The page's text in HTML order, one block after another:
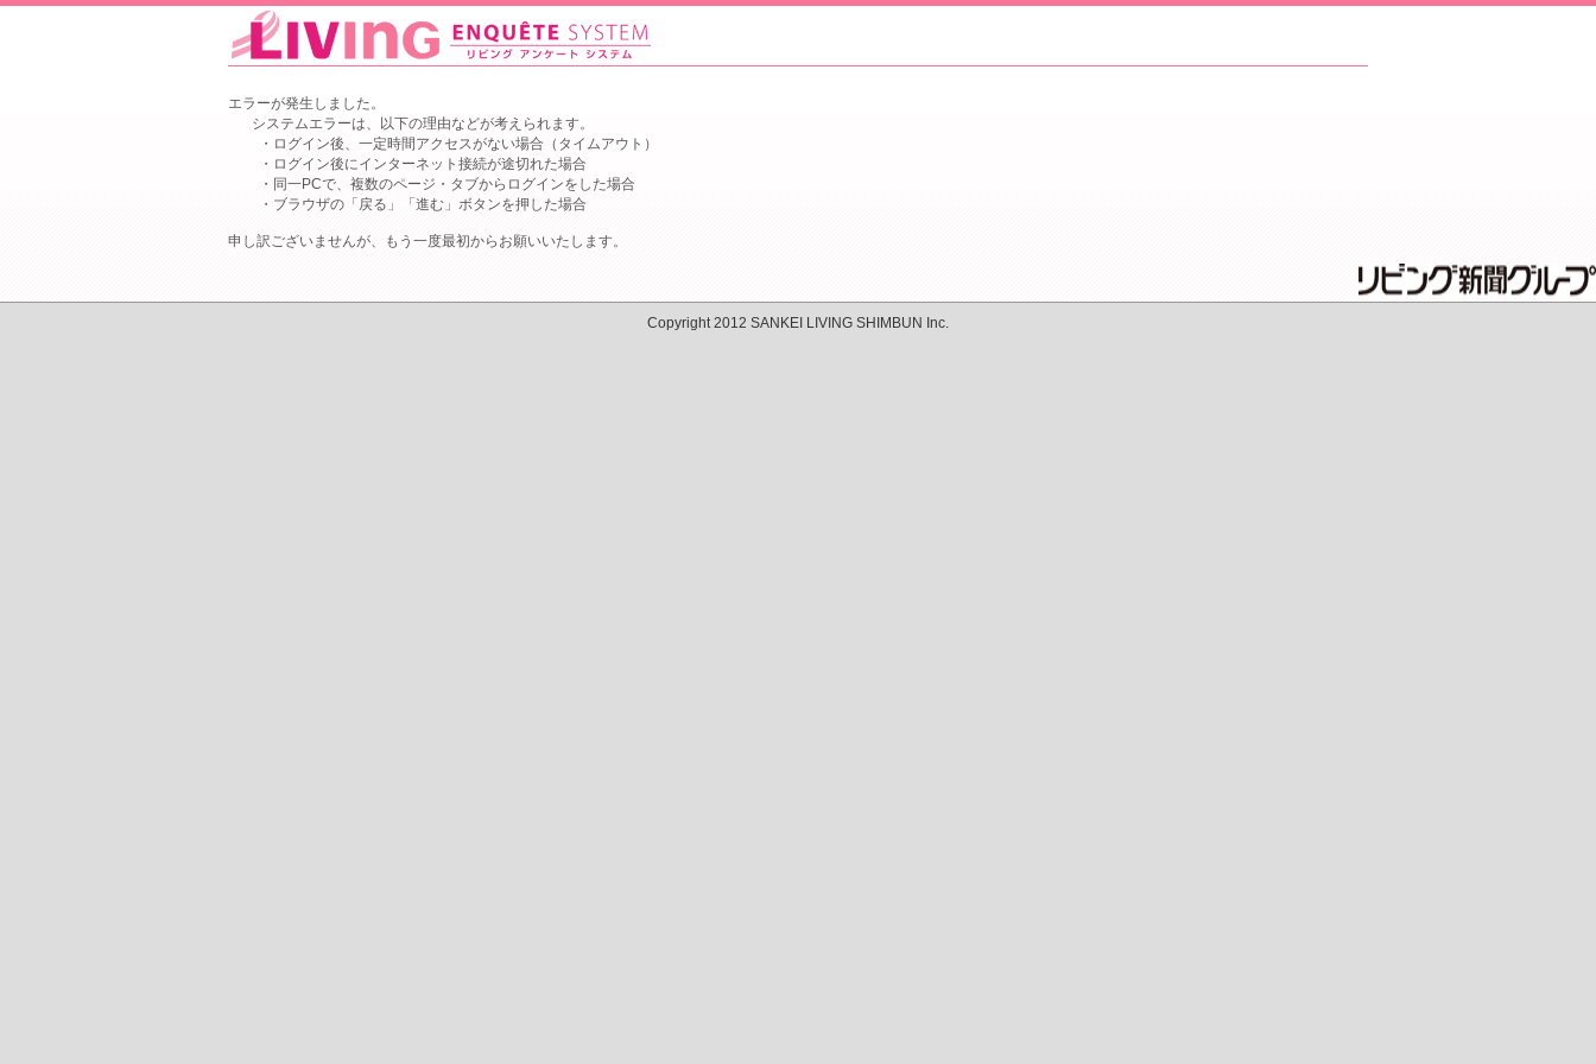
エラーが発生しました。
システムエラーは、以下の理由などが考えられます。
・ログイン後、一定時間アクセスがない場合（タイムアウト）
・ログイン後にインターネット接続が途切れた場合
・同一PCで、複数のページ・タブからログインをした場合
・ブラウザの「戻る」「進む」ボタンを押した場合
申し訳ございませんが、もう一度最初からお願いいたします。
Copyright 2012 SANKEI LIVING SHIMBUN Inc.